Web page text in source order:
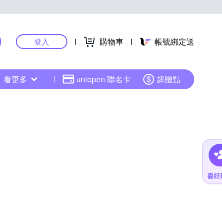
登入 購物車 帳號綁定送
看更多 uniopen 聯名卡 超贈點